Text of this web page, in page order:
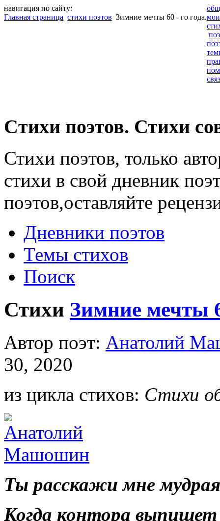
навигация по сайту:
Главная страница стихи поэтов Зимние мечты 60 - го года.
Cтихи поэтов. Стихи
Стихи поэтов, только
стихи в свой дневник
поэтов,оставляйте
Дневники поэтов
Темы стихов
Поиск
Стихи Зимние мечты
Автор поэт: Анатолий
30, 2020
из цикла стихов: Стихи
Ты расскажи мне
Когда контора выпишет